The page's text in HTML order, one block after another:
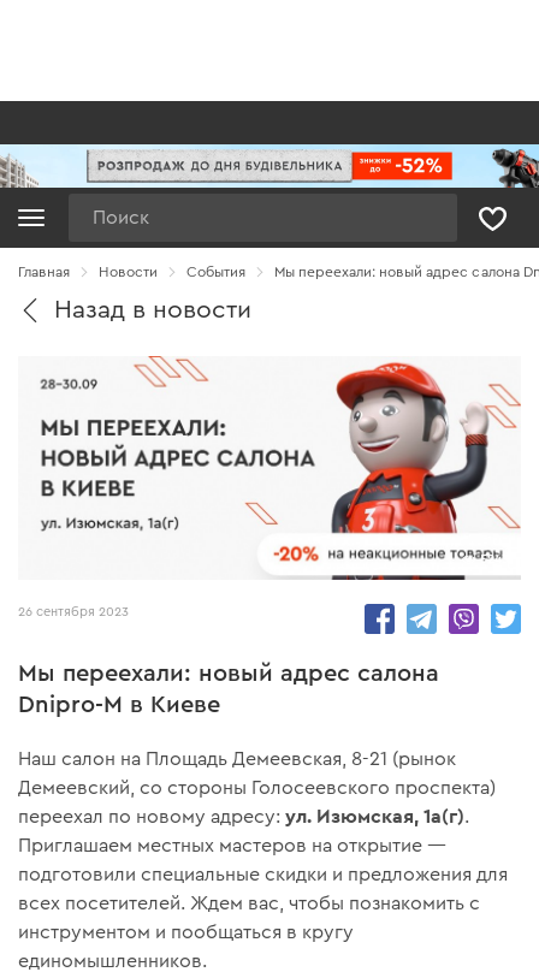
Главная Новости Cобытия Мы переехали: новый адрес салона
Назад в новости
5243
26 сентября 2023
Мы переехали: новый адрес салона
Dnipro-M в Киеве
Наш салон на Площадь Демеевская, 8-21 (рынок
Демеевский, со стороны Голосеевского проспекта)
переехал по новому адресу:ул. Изюмская, 1а(г).
Приглашаем местных мастеров на открытие —
подготовили специальные скидки и предложения для
всех посетителей. Ждем вас, чтобы познакомить с
инструментом и пообщаться в кругу
единомышленников.